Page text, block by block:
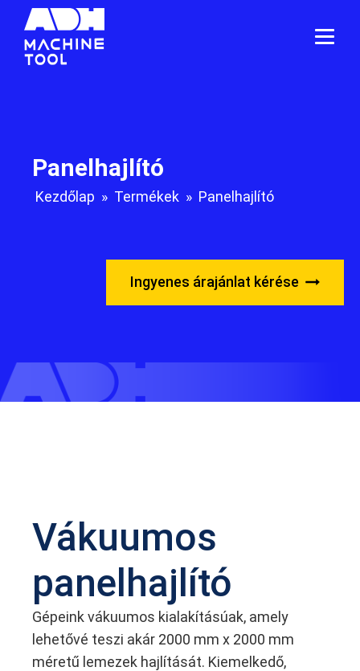
Panelhajlító
Kezdőlap » Termékek » Panelhajlító
Ingyenes árajánlat kérése
Vákuumos
panelhajlító
Gépeink vákuumos kialakításúak, amely
lehetővé teszi akár 2000 mm x 2000 mm
méretű lemezek hajlítását. Kiemelkedő,